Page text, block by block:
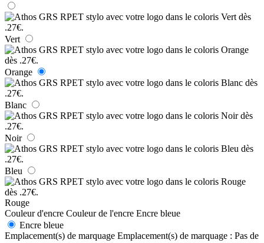
Vert
Orange
Blanc
Noir
Bleu
Rouge
Couleur d'encre Couleur de l'encre Encre bleue
Encre bleue
Emplacement(s) de marquage Emplacement(s) de marquage : Pas de